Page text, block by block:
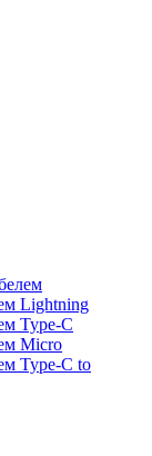
Lightning
Type-C
Micro
Type-C to